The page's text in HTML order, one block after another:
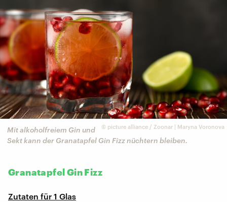
© picture alliance / Zoonar | Maryna Voronova
Mit alkoholfreiem Gin und
Sekt kann der Granatapfel Gin Fizz nüchtern bleiben.
Granatapfel Gin Fizz
Zutaten für 1 Glas